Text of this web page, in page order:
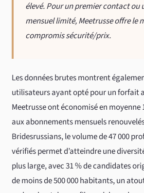
élevé. Pour un premier contact ou
mensuel limité, Meetrusse offre le
compromis sécurité/prix.
Les données brutes montrent
utilisateurs ayant opté pour un forfait
Meetrusse ont économisé en moyenne
aux abonnements mensuels
Bridesrussians, le volume de 47 000
vérifiés permet d’atteindre une
plus large, avec 31 % de candidates
de moins de 500 000 habitants, un